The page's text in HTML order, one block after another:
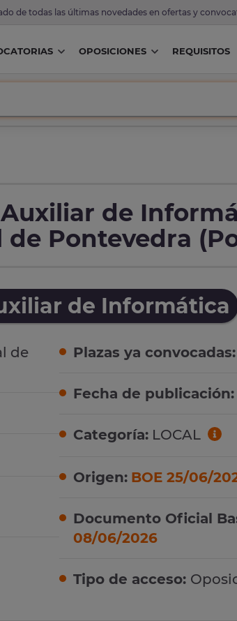
de todas las últimas novedades en ofertas y
OPOSICIONES REQUISITOS
de
Pontevedra
de Informática
de
Plazas ya convocadas:
Fecha de publicación:
Categoría: LOCAL
Origen: BOE 25/06/
Documento Oficial
08/06/2026
Tipo de acceso: